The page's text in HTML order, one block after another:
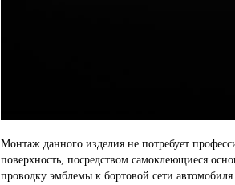
Монтаж данного изделия не потребует
поверхность, посредством самоклеющиеся
проводку эмблемы к бортовой сети